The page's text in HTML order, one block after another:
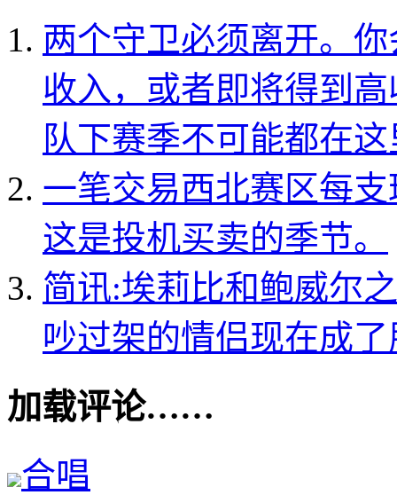
两个守卫必须离开。你
收入，或者即将得到
队下赛季不可能都在
一笔交易西北赛区每
这是投机买卖的季节。
简讯:埃莉比和鲍威尔
吵过架的情侣现在成
加载评论……
合唱